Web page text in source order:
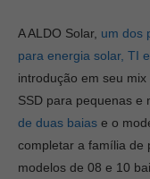
A ALDO Solar, um dos
para energia solar, TI
introdução em seu
SSD para pequenas e
de duas baias e o
completar a família de
modelos de 08 e 10